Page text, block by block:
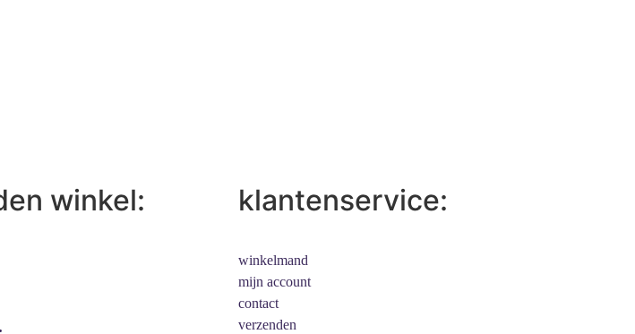
winkel: klantenservice:
winkelmand
mijn account
contact
verzenden